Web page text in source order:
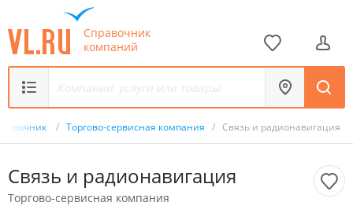
Справочник
компаний
/ Торгово-сервисная компания / Связь и радионавигация
Связь и радионавигация
Торгово-сервисная компания